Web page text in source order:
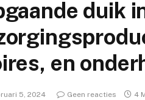
duik
en
5, 2024 Geen reacties 4